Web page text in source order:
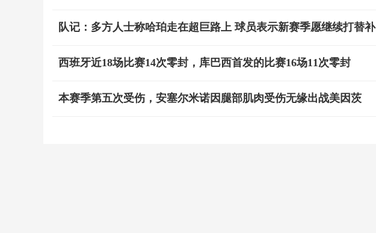
队记：多方人士称哈珀走在超巨路上 球员表示新赛季愿继续打替补
西班牙近18场比赛14次零封，库巴西首发的比赛16场11次零封
本赛季第五次受伤，安塞尔米诺因腿部肌肉受伤无缘出战美因茨